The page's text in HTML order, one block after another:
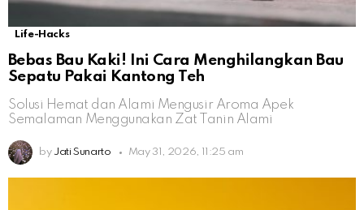
Life-Hacks
Bebas Bau Kaki! Ini Cara Menghilangkan Bau
Sepatu Pakai Kantong Teh
Solusi Hemat dan Alami Mengusir Aroma Apek
Semalaman Menggunakan Zat Tanin Alami
by Jati Sunarto May 31, 2026, 11:25 am